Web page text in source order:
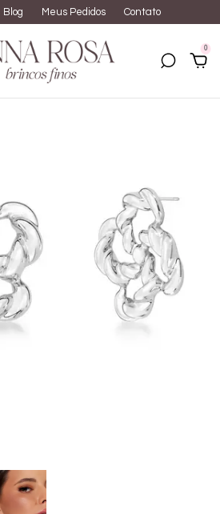
Blog Meus Pedidos Contato
0